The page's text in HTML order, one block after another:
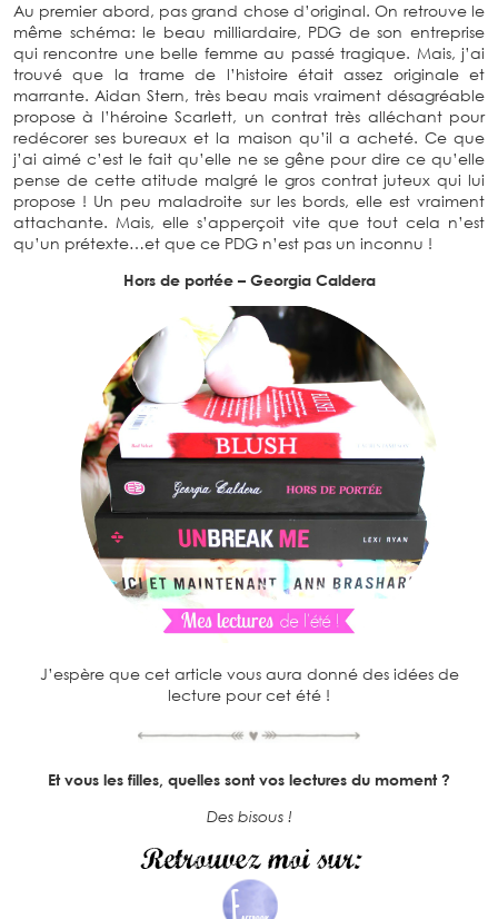
Au premier abord, pas grand chose d’original. On retrouve le
même schéma: le beau milliardaire, PDG de son entreprise
qui rencontre une belle femme au passé tragique. Mais, j’ai
trouvé que la trame de l’histoire était assez originale et
marrante. Aidan Stern, très beau mais vraiment désagréable
propose à l’héroine Scarlett, un contrat très alléchant pour
redécorer ses bureaux et la maison qu’il a acheté. Ce que
j’ai aimé c’est le fait qu’elle ne se gêne pour dire ce qu’elle
pense de cette atitude malgré le gros contrat juteux qui lui
propose ! Un peu maladroite sur les bords, elle est vraiment
attachante. Mais, elle s’apperçoit vite que tout cela n’est
qu’un prétexte…et que ce PDG n’est pas un inconnu !
Hors de portée – Georgia Caldera
J’espère que cet article vous aura donné des idées de
lecture pour cet été !
Et vous les filles, quelles sont vos lectures du moment ?
Des bisous !